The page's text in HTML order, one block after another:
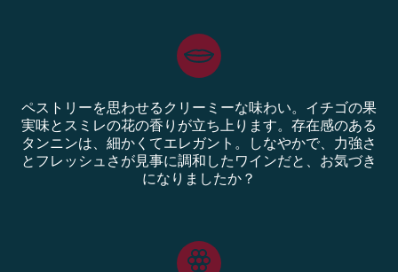
ペストリーを思わせるクリーミーな味わい。イチゴの果
実味とスミレの花の香りが立ち上ります。存在感のある
タンニンは、細かくてエレガント。しなやかで、力強さ
とフレッシュさが見事に調和したワインだと、お気づき
になりましたか？